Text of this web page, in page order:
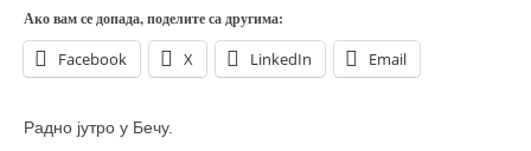
уместо твитера
календар српски
Окинава карате
Ако вам се допада, поделите са другима:
Facebook X LinkedIn Email
Радно јутро у Бечу.